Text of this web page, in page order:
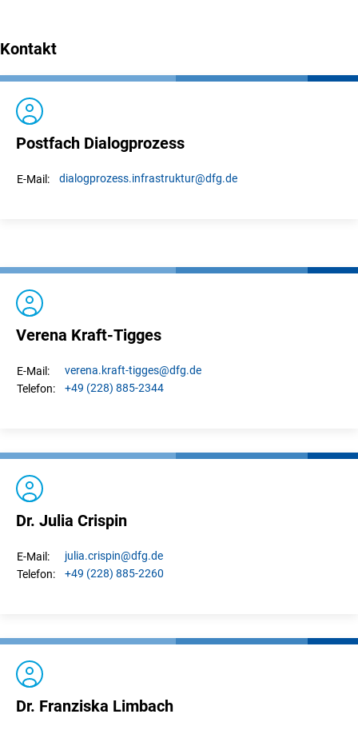
Kontakt
Postfach Dialogprozess
E-Mail: dialogprozess.infrastruktur@dfg.de
Verena Kraft-Tigges
E-Mail: verena.kraft-tigges@dfg.de
Telefon:
+49 (228) 885-2344
Dr. Julia Crispin
E-Mail: julia.crispin@dfg.de
Telefon:
+49 (228) 885-2260
Dr. Franziska Limbach